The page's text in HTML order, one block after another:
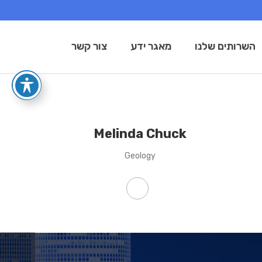
השרותים שלנו מאגר ידע צור קשר
Melinda Chuck
Geology